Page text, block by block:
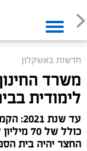
חדשות באשקלון
משרד
לימודית
כולל
החצר יהיה בית